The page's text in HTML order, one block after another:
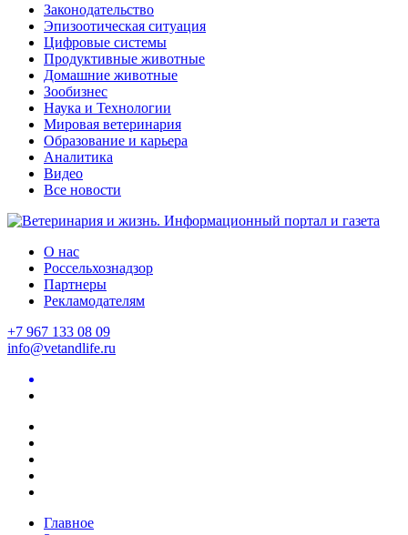
Законодательство
Эпизоотическая ситуация
Цифровые системы
Продуктивные животные
Домашние животные
Зообизнес
Наука и Технологии
Мировая ветеринария
Образование и карьера
Аналитика
Видео
Все новости
О нас
Россельхознадзор
Партнеры
Рекламодателям
+7 967 133 08 09
info@vetandlife.ru
Главное